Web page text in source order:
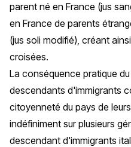
parent né en France (jus
en France de parents
(jus soli modifié), créant
croisées.
La conséquence pratique du
descendants d'immigrants
citoyenneté du pays de
indéfiniment sur plusieurs
descendant d'immigrants